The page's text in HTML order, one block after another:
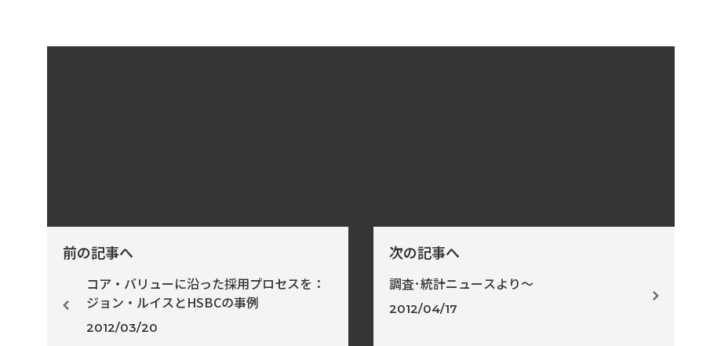
前の記事へ
コア・バリューに沿った採用プロセスを：
ジョン・ルイスとHSBCの事例
2012/03/20
次の記事へ
調査･統計ニュースより～
2012/04/17